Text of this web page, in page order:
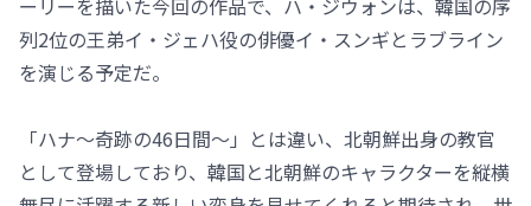
ーリーを描いた今回の作品で、ハ・ジウォンは、韓国の序
列2位の王弟イ・ジェハ役の俳優イ・スンギとラブライン
を演じる予定だ。
「ハナ～奇跡の46日間～」とは違い、北朝鮮出身の教官
として登場しており、韓国と北朝鮮のキャラクターを縦横